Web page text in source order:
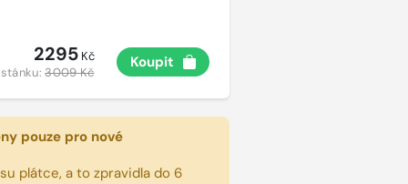
2295Kč
stánku:3009 Kč
Koupit
pouze pro nové
plátce, a to zpravidla do 6